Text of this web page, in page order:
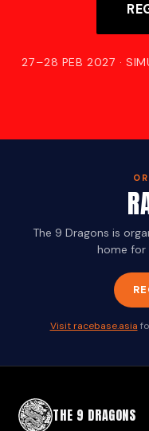
27–28 PEB 2027 ·
The 9 Dragons is
home for
Visit racebase.asia
THE 9 DRAGONS